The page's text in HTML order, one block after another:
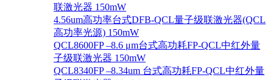
联激光器 150mW
4.56um高功率台式DFB-QCL量子级联激光器(QCL
高功率光源) 150mW
QCL8600FP –8.6 μm台式高功耗FP-QCL中红外量
子级联激光器 150mW
QCL8340FP –8.34um 台式高功耗FP-QCL中红外量